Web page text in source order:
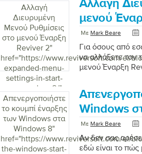
default-in-start-
menu-reviver-2/">
Αλλαγή
Διευρυμένη
Μενού Ρυθμίσεις
στο μενού Έναρξη
Reviver 2"
href="https://www.reviversoft.com/el/
expanded-menu-
settings-in-start-
menu-reviver-2/">
Αλλαγή
μενού
Με Mark Beare
Για όσους από
να αλλάξετε τον
μενού Έναρξη
Απενεργοποιήστε
το κουμπί έναρξης
των Windows στα
Windows 8"
href="https://www.reviversoft.com/el/
the-windows-start-
Windows
Με Mark Beare
Αν δεν σας
εδώ είναι το πώς